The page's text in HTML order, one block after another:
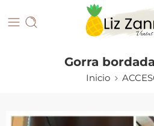
Gorra
Inicio